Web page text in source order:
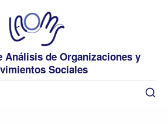
Análisis de Organizaciones y
Sociales